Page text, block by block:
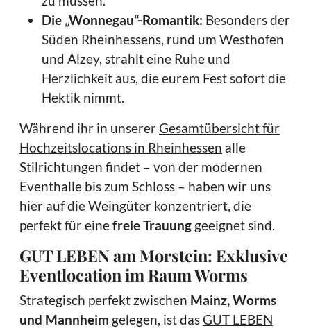
Die „Wonnegau“-Romantik: Besonders der
Süden Rheinhessens, rund um Westhofen
und Alzey, strahlt eine Ruhe und
Herzlichkeit aus, die eurem Fest sofort die
Hektik nimmt.
Während ihr in unserer Gesamtübersicht für
Hochzeitslocations in Rheinhessen alle
Stilrichtungen findet – von der modernen
Eventhalle bis zum Schloss – haben wir uns
hier auf die Weingüter konzentriert, die
perfekt für einefreie Trauung geeignet sind.
GUT LEBEN am Morstein: Exklusive
Eventlocation im Raum Worms
Strategisch perfekt zwischen Mainz, Worms
und Mannheim gelegen, ist das GUT LEBEN